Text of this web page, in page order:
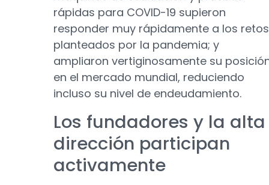
rápidas para COVID-19 supieron
responder muy rápidamente a los retos
planteados por la pandemia; y
ampliaron vertiginosamente su
en el mercado mundial, reduciendo
incluso su nivel de endeudamiento.
Los fundadores y la alta
dirección participan
activamente